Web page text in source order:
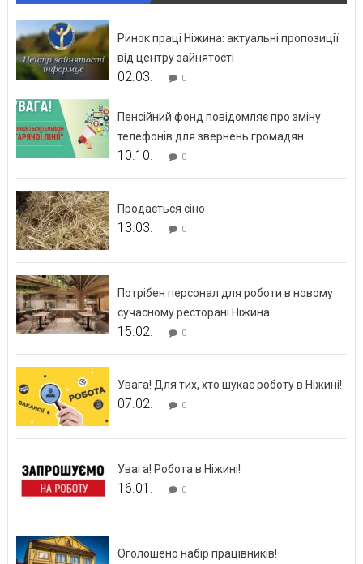
Ринок праці Ніжина: актуальні пропозиції
від центру зайнятості
02.03. 0
Пенсійний фонд повідомляє про зміну
телефонів для звернень громадян
10.10. 0
Продається сіно
13.03. 0
Потрібен персонал для роботи в новому
сучасному ресторані Ніжина
15.02. 0
Увага! Для тих, хто шукає роботу в Ніжині!
07.02. 0
Увага! Робота в Ніжині!
16.01. 0
Оголошено набір працівників!